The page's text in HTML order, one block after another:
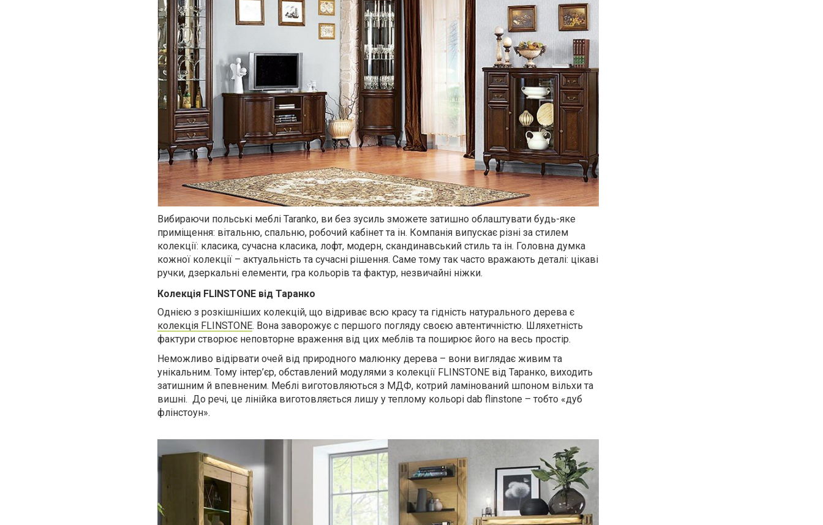
Вибираючи польські меблі Taranko, ви без зусиль зможете затишно облаштувати будь-яке
приміщення: вітальню, спальню, робочий кабінет та ін. Компанія випускає різні за стилем
колекції: класика, сучасна класика, лофт, модерн, скандинавський стиль та ін. Головна думка
кожної колекції – актуальність та сучасні рішення. Саме тому так часто вражають деталі: цікаві
ручки, дзеркальні елементи, гра кольорів та фактур, незвичайні ніжки.
Колекція FLINSTONE від Таранко
Однією з розкішніших колекцій, що відриває всю красу та гідність натурального дерева є
колекція FLINSTONE. Вона заворожує с першого погляду своєю автентичністю. Шляхетність
фактури створює неповторне враження від цих меблів та поширює його на весь простір.
Неможливо відірвати очей від природного малюнку дерева – вони виглядає живим та
унікальним. Тому інтер’єр, обставлений модулями з колекції FLINSTONE від Таранко, виходить
затишним й впевненим. Меблі виготовляються з МДФ, котрий ламінований шпоном вільхи та
вишні. До речі, це лінійка виготовляється лишу у теплому кольорі dab flinstone – тобто «дуб
флінстоун».